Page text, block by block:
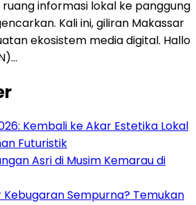
ruang informasi lokal ke panggung
Kali ini, giliran Makassar
ekosistem media digital. Hallo
Kembali ke Akar Estetika Lokal
Futuristik
Asri di Musim Kemarau di
Kebugaran Sempurna? Temukan